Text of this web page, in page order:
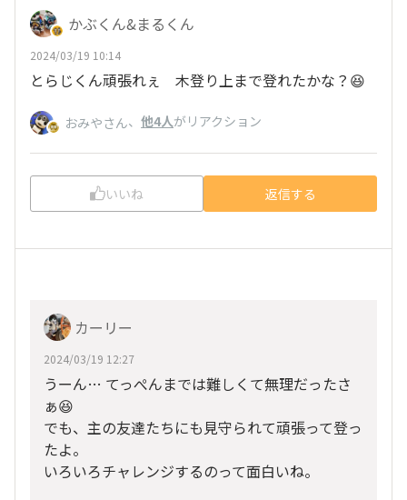
かぶくん&まるくん
2024/03/19 10:14
とらじくん頑張れぇ 木登り上まで登れたかな？😆
おみやさん、 他4人がリアクション
いいね 返信する
カーリー
2024/03/19 12:27
うーん… てっぺんまでは難しくて無理だったさ
ぁ😆
でも、主の友達たちにも見守られて頑張って登っ
たよ。
いろいろチャレンジするのって面白いね。